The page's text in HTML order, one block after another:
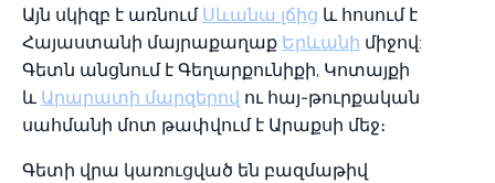
Այն սկիզբ է առնում Սևանա լճից և հոսում է
Հայաստանի մայրաքաղաք Երևանի միջով:
Գետն անցնում է Գեղարքունիքի, Կոտայքի
և Արարատի մարզերով ու հայ-թուրքական
սահմանի մոտ թափվում է Արաքսի մեջ։
Գետի վրա կառուցված են բազմաթիվ